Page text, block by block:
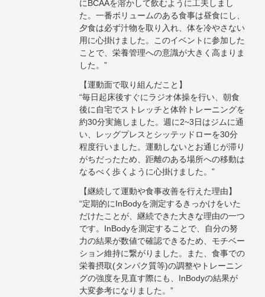
にBCAAを溶かして飲むように工夫しまし
た。一番ボリュームのある食事は昼食にし、
夕食は必ず汁物を取り入れ、体を冷やさない
用に心掛けました。このイベントに参加した
ことで、栄養管理への意識が大きく高まりま
した。”
【運動面で取り組んだこと】
“毎日起床後すぐにラジオ体操を行い、朝食
後に自宅でストレッチと体幹トレーニングを
約30分実施しました。週に2~3日はジムに通
い、レッグプレスとシッテッドローを30分
程度行いました。運動しないとお通じが滞り
がちだったため、距離のある場所への移動は
なるべく歩くように心掛けました。”
【継続して運動や食事改善を行えた理由】
“定期的にInBodyを測定するきっかけをいた
だけたことが、継続できた大きな理由の一つ
です。InBodyを測定することで、自分の努
力の結果が数値で確認できるため、モチベー
ション維持に繋がりました。また、食事での
栄養摂取(タンパク質等)の調整やトレーニン
グの強度を見直す際にも、InBodyの結果が
大変参考になりました。”